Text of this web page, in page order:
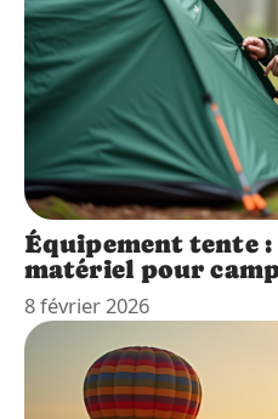
Équipement tente
matériel pour
8 février 2026